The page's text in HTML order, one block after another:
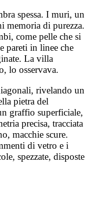
spessa. I muri, un
memoria di purezza.
come pelle che si
pareti in linee che
La villa
lo osservava.
rivelando un
pietra del
graffio superficiale,
precisa, tracciata
macchie scure.
di vetro e i
spezzate, disposte